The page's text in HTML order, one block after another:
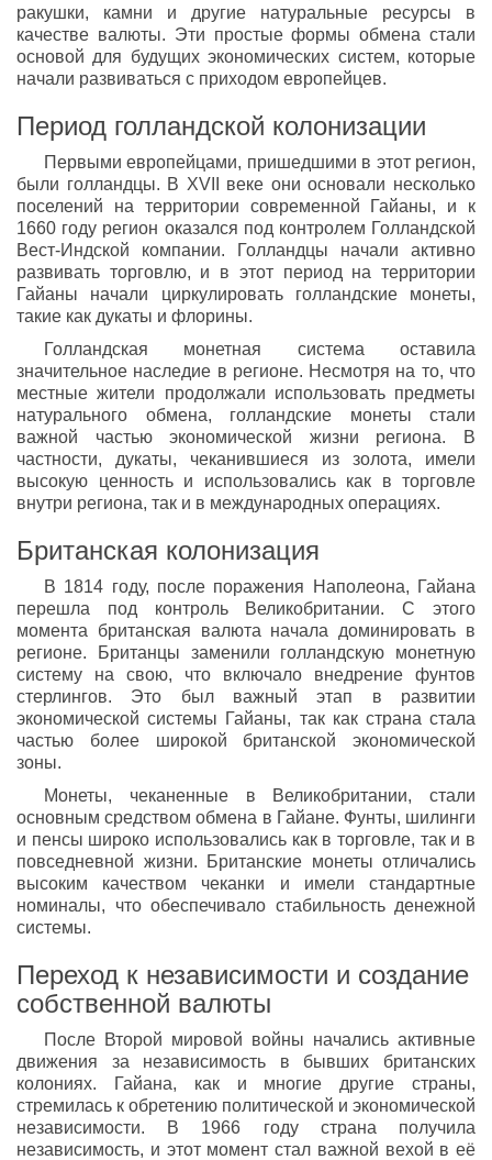
ракушки, камни и другие натуральные ресурсы в
качестве валюты. Эти простые формы обмена стали
основой для будущих экономических систем, которые
начали развиваться с приходом европейцев.
Период голландской колонизации
Первыми европейцами, пришедшими в этот регион,
были голландцы. В XVII веке они основали несколько
поселений на территории современной Гайаны, и к
1660 году регион оказался под контролем Голландской
Вест-Индской компании. Голландцы начали активно
развивать торговлю, и в этот период на территории
Гайаны начали циркулировать голландские монеты,
такие как дукаты и флорины.
Голландская монетная система оставила
значительное наследие в регионе. Несмотря на то, что
местные жители продолжали использовать предметы
натурального обмена, голландские монеты стали
важной частью экономической жизни региона. В
частности, дукаты, чеканившиеся из золота, имели
высокую ценность и использовались как в торговле
внутри региона, так и в международных операциях.
Британская колонизация
В 1814 году, после поражения Наполеона, Гайана
перешла под контроль Великобритании. С этого
момента британская валюта начала доминировать в
регионе. Британцы заменили голландскую монетную
систему на свою, что включало внедрение фунтов
стерлингов. Это был важный этап в развитии
экономической системы Гайаны, так как страна стала
частью более широкой британской экономической
зоны.
Монеты, чеканенные в Великобритании, стали
основным средством обмена в Гайане. Фунты, шилинги
и пенсы широко использовались как в торговле, так и в
повседневной жизни. Британские монеты отличались
высоким качеством чеканки и имели стандартные
номиналы, что обеспечивало стабильность денежной
системы.
Переход к независимости и создание
собственной валюты
После Второй мировой войны начались активные
движения за независимость в бывших британских
колониях. Гайана, как и многие другие страны,
стремилась к обретению политической и экономической
независимости. В 1966 году страна получила
независимость, и этот момент стал важной вехой в её